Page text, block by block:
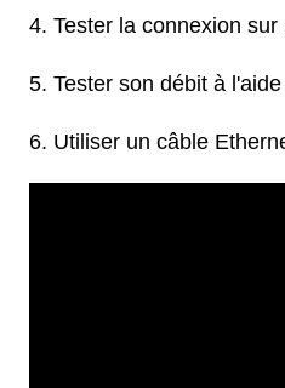
Tester la connexion
Tester son débit à
Utiliser un câble